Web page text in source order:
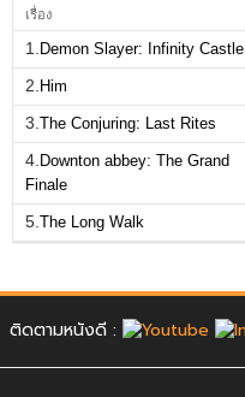
เรื่อง
1. Demon Slayer: Infinity Castle
2. Him
3. The Conjuring: Last Rites
4. Downton abbey: The Grand
Finale
5. The Long Walk
ติดตามหนังดี :